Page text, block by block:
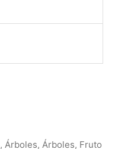
, Árboles, Árboles, Fruto